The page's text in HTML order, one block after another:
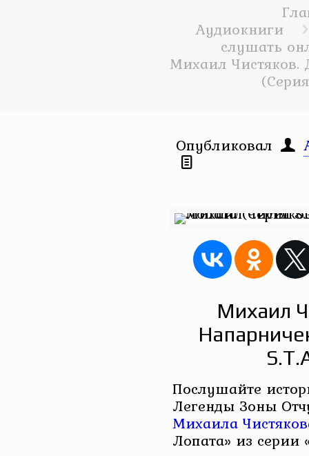
Аудиокниги
слушать
Михаил Чистяков.
Опубликовал
Михаил
Послушайте
Легенды Зоны
Михаила
Лопата» из серии